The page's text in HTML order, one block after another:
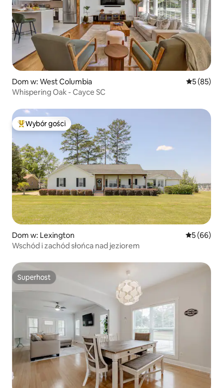
Dom w: West Columbia Średnia
5 (85)
Whispering Oak - Cayce SC
Najpopularniejsze z kategorii Wybór gości
Wybór gości
Dom w: Lexington Średnia
5 (66)
Wschód i zachód słońca nad jeziorem
Superhost
Superhost